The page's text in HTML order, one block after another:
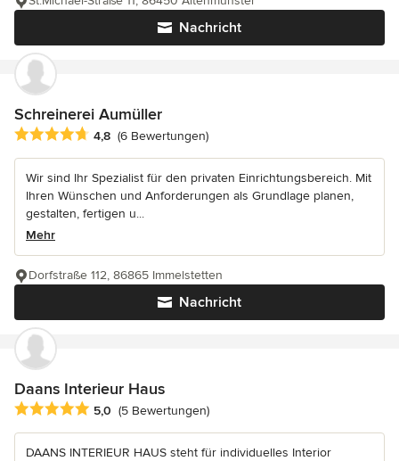
Nachricht
Schreinerei Aumüller
Durchschnittliche Bewertung: 4.8 von 5 Sternen
4,8 (6 Bewertungen)
Wir sind Ihr Spezialist für den privaten Einrichtungsbereich. Mit
Ihren Wünschen und Anforderungen als Grundlage planen,
gestalten, fertigen u...
Mehr
Nachricht
Dorfstraße 112, 86865 Immelstetten
Daans Interieur Haus
Durchschnittliche Bewertung: 5 von 5 Sternen
5,0 (5 Bewertungen)
DAANS INTERIEUR HAUS steht für individuelles Interior